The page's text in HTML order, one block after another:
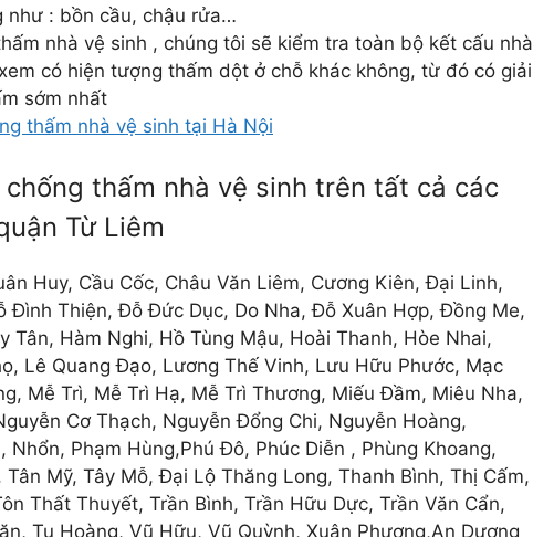
như : bồn cầu, chậu rửa…
nhà vệ sinh , chúng tôi sẽ kiểm tra toàn bộ kết cấu nhà
có hiện tượng thấm dột ở chỗ khác không, từ đó có giải
sớm nhất
thấm nhà vệ sinh tại Hà Nội
thấm nhà vệ sinh trên tất cả các
Từ Liêm
Huy, Cầu Cốc, Châu Văn Liêm, Cương Kiên, Đại Linh,
Đình Thiện, Đỗ Đức Dục, Do Nha, Đỗ Xuân Hợp, Đồng Me,
Tân, Hàm Nghi, Hồ Tùng Mậu, Hoài Thanh, Hòe Nhai,
Lê Quang Đạo, Lương Thế Vinh, Lưu Hữu Phước, Mạc
Mễ Trì, Mễ Trì Hạ, Mễ Trì Thương, Miếu Đầm, Miêu Nha,
Cơ Thạch, Nguyễn Đổng Chi, Nguyễn Hoàng,
Nhổn, Phạm Hùng,Phú Đô, Phúc Diễn , Phùng Khoang,
Mỹ, Tây Mỗ, Đại Lộ Thăng Long, Thanh Bình, Thị Cấm,
Thất Thuyết, Trần Bình, Trần Hữu Dực, Trần Văn Cẩn,
Tu Hoàng, Vũ Hữu, Vũ Quỳnh, Xuân Phương,An Dương